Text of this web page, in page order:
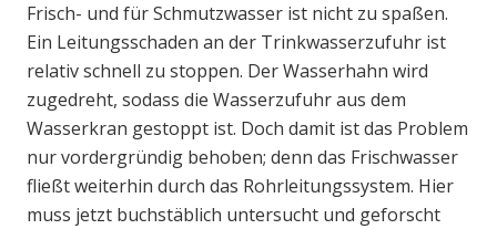
Frisch- und für Schmutzwasser ist nicht zu spaßen.
Ein Leitungsschaden an der Trinkwasserzufuhr ist
relativ schnell zu stoppen. Der Wasserhahn wird
zugedreht, sodass die Wasserzufuhr aus dem
Wasserkran gestoppt ist. Doch damit ist das Problem
nur vordergründig behoben; denn das Frischwasser
fließt weiterhin durch das Rohrleitungssystem. Hier
muss jetzt buchstäblich untersucht und geforscht